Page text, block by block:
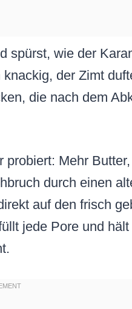
spürst, wie der
der Zimt
die nach dem
probiert: Mehr
durch einen
auf den frisch
jede Pore und